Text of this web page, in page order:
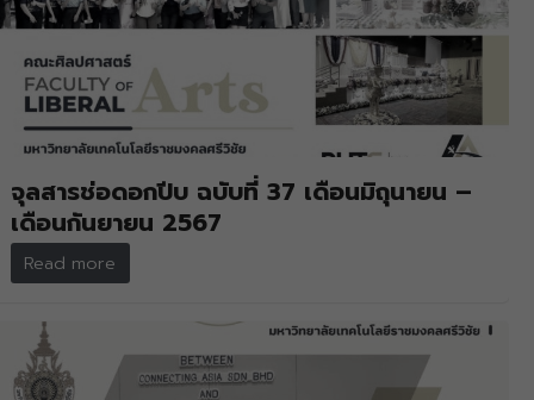
จุลสารช่อดอกปีบ ฉบับที่ 37 เดือนมิถุนายน –
เดือนกันยายน 2567
Read more